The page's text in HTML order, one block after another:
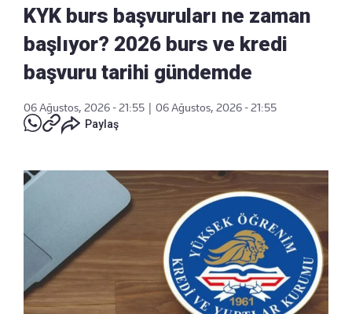
KYK burs başvuruları ne zaman
başlıyor? 2026 burs ve kredi
başvuru tarihi gündemde
06 Ağustos, 2026 - 21:55
06 Ağustos, 2026 - 21:55
Paylaş